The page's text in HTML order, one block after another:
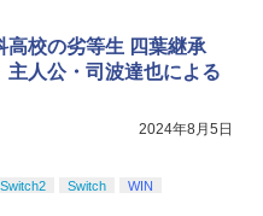
高校の劣等生 四葉継承
主人公・司波達也による
2024年8月5日
Switch2 Switch
WIN